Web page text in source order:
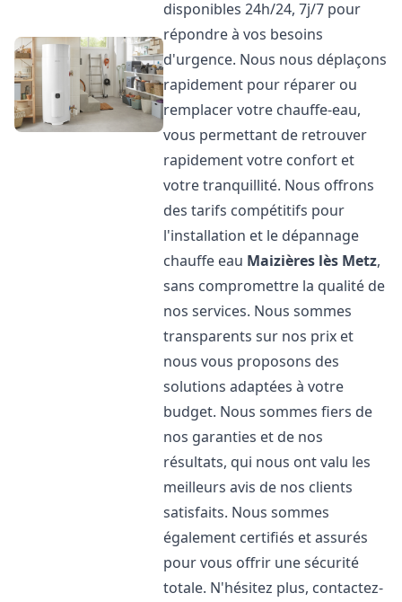
disponibles 24h/24, 7j/7 pour
répondre à vos besoins
d'urgence. Nous nous déplaçons
rapidement pour réparer ou
remplacer votre chauffe-eau,
vous permettant de retrouver
rapidement votre confort et
votre tranquillité. Nous offrons
des tarifs compétitifs pour
l'installation et le dépannage
chauffe eau Maizières lès Metz,
sans compromettre la qualité de
nos services. Nous sommes
transparents sur nos prix et
nous vous proposons des
solutions adaptées à votre
budget. Nous sommes fiers de
nos garanties et de nos
résultats, qui nous ont valu les
meilleurs avis de nos clients
satisfaits. Nous sommes
également certifiés et assurés
pour vous offrir une sécurité
totale. N'hésitez plus, contactez-